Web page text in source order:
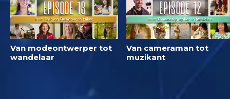
Van modeontwerper tot
wandelaar
Van cameraman tot
muzikant